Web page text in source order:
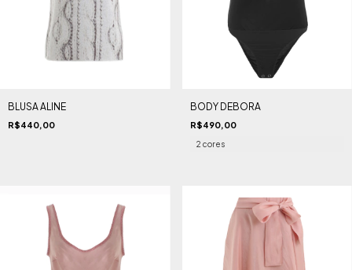
BLUSA ALINE
R$440,00
BODY DEBORA
R$490,00
2 cores